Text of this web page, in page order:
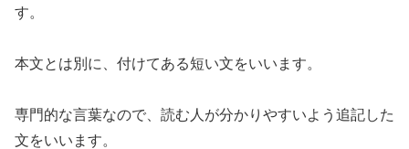
す。
本文とは別に、付けてある短い文をいいます。
専門的な言葉なので、読む人が分かりやすいよう追記した
文をいいます。